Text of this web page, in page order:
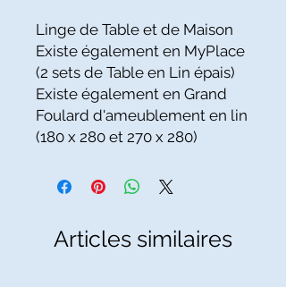
Linge de Table et de Maison
Existe également en MyPlace
(2 sets de Table en Lin épais)
Existe également en Grand
Foulard d'ameublement en lin
(180 x 280 et 270 x 280)
Articles similaires